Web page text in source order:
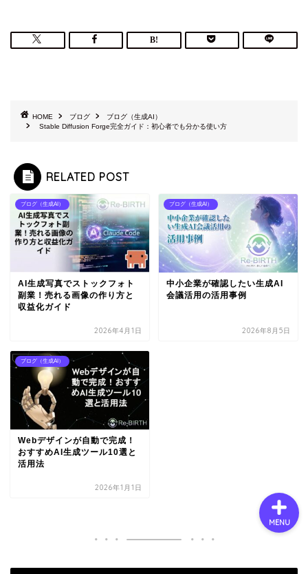
HOME ブログ
ブログ（生成AI）
Stable Diffusion Forge完全ガイド：初心者でも分かる使い方
RELATED POST
ブログ（生成AI）
AI生成写真でストックフォト
副業！売れる画像の作り方と
収益化ガイド
2026年4月1日
ブログ（生成AI）
中小企業が確認したい生成AI
会議活用の活用事例
2026年8月5日
ブログ（生成AI）
Webデザインが自動で完成！
おすすめAI生成ツール10選と
活用法
2026年1月1日
MENU